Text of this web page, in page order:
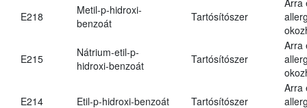
E218
Metil-p-hidroxi-
benzoát
Tartósítószer
E215
Nátrium-etil-p-
hidroxi-benzoát
Tartósítószer
Arra
E214 Etil-p-hidroxi-benzoát Tartósítószer
Arra